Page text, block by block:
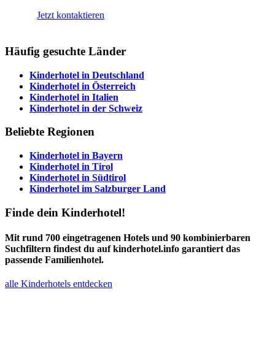
Jetzt kontaktieren
Häufig gesuchte Länder
Kinderhotel in Deutschland
Kinderhotel in Österreich
Kinderhotel in Italien
Kinderhotel in der Schweiz
Beliebte Regionen
Kinderhotel in Bayern
Kinderhotel in Tirol
Kinderhotel in Südtirol
Kinderhotel im Salzburger Land
Finde dein Kinderhotel!
Mit rund 700 eingetragenen Hotels und 90 kombinierbaren
Suchfiltern findest du auf kinderhotel.info garantiert das
passende Familienhotel.
alle Kinderhotels entdecken